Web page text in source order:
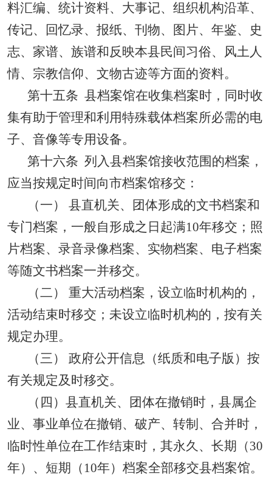
料汇编、统计资料、大事记、组织机构沿革、
传记、回忆录、报纸、刊物、图片、年鉴、史
志、家谱、族谱和反映本县民间习俗、风土人
情、宗教信仰、文物古迹等方面的资料。
第十五条 县档案馆在收集档案时，同时收
集有助于管理和利用特殊载体档案所必需的电
子、音像等专用设备。
第十六条 列入县档案馆接收范围的档案，
应当按规定时间向市档案馆移交：
（一）
县直机关、团体形成的文书档案和
专门档案，一般自形成之日起满10年移交；照
片档案、录音录像档案、实物档案、电子档案
等随文书档案一并移交。
（二） 重大活动档案，设立临时机构的，
活动结束时移交；未设立临时机构的，按有关
规定办理。
（三） 政府公开信息（纸质和电子版）按
有关规定及时移交。
（四）县直机关、团体在撤销时，县属企
业、事业单位在撤销、破产、转制、合并时，
临时性单位在工作结束时，其永久、长期（30
年）、短期（ 10年）档案全部移交县档案馆。